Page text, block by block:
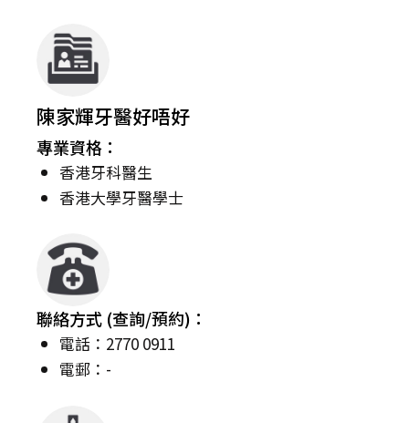
陳家輝牙醫好唔好
專業資格：
香港牙科醫生
香港大學牙醫學士
聯絡方式 (查詢/預約)：
電話：2770 0911
電郵：-